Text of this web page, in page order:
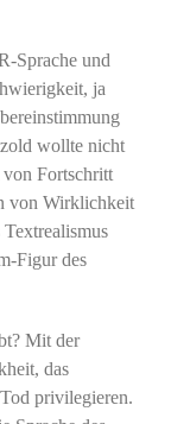
Sprache und
ja
wollte nicht
Fortschritt
von Wirklichkeit
Figur des
Mit der
das
privilegieren.